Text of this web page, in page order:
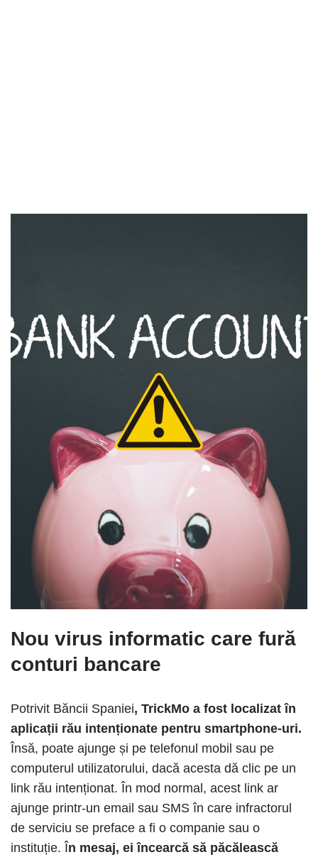
Nou virus informatic care fură
conturi bancare
Potrivit Băncii Spaniei, TrickMo a fost localizat în
aplicații rău intenționate pentru smartphone-uri.
Însă, poate ajunge și pe telefonul mobil sau pe
computerul utilizatorului, dacă acesta dă clic pe un
link rău intenționat. În mod normal, acest link ar
ajunge printr-un email sau SMS în care infractorul
de serviciu se preface a fi o companie sau o
instituție. În mesaj, ei încearcă să păcălească